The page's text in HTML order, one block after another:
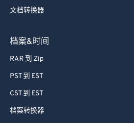
文档转换器
档案&时间
RAR 到 Zip
PST 到 EST
CST 到 EST
档案转换器